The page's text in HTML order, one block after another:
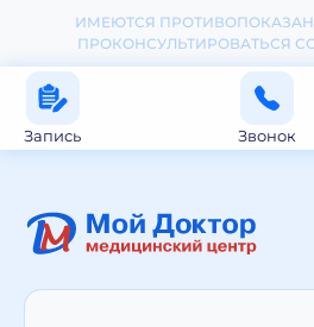
ИМЕЮТСЯ
ПРОКОНСУЛЬТИРОВАТЬСЯ
Запись Звонок